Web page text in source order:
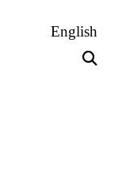
English